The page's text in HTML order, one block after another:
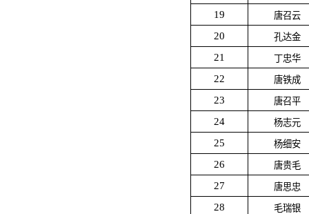
19 唐召云
20 孔达金
21 丁忠华
22 唐铁成
23 唐召平
24 杨志元
25 杨细安
26 唐贵毛
27 唐思忠
28 毛瑞银